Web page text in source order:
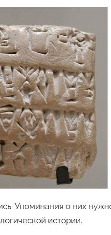
Упоминания о них
истории.